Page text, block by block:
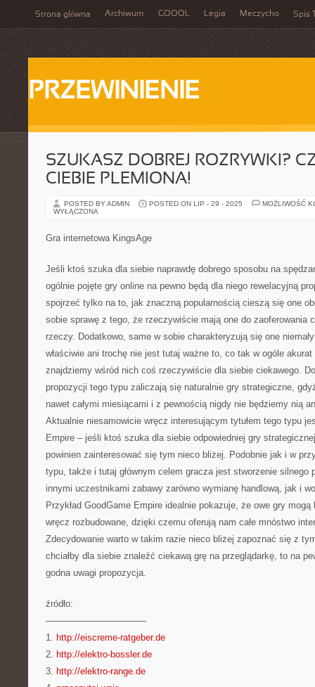
Strona główna Archiwum GOOOL Legia Meczycho Spis
PRZEWINIENIE
SZUKASZ DOBREJ ROZRYWKI?
CIEBIE PLEMIONA!
POSTED BY ADMIN POSTED ON LIP - 29 - 2025
MOŻLIWOŚĆ
WYŁĄCZONA
Gra internetowa KingsAge
Jeśli ktoś szuka dla siebie naprawdę dobrego sposobu na
ogólnie pojęte gry online na pewno będą dla niego rewelacyjną
spojrzeć tylko na to, jak znaczną popularnością cieszą się one
sobie sprawę z tego, że rzeczywiście mają one do zaoferowania
rzeczy. Dodatkowo, same w sobie charakteryzują się one
właściwie ani trochę nie jest tutaj ważne to, co tak w ogóle
znajdziemy wśród nich coś rzeczywiście dla siebie ciekawego.
propozycji tego typu zaliczają się naturalnie gry strategiczne,
nawet całymi miesiącami i z pewnością nigdy nie będziemy nią
Aktualnie niesamowicie wręcz interesującym tytułem tego typu
Empire – jeśli ktoś szuka dla siebie odpowiedniej gry
powinien zainteresować się tym nieco bliżej. Podobnie jak i w
typu, także i tutaj głównym celem gracza jest stworzenie silnego
innymi uczestnikami zabawy zarówno wymianę handlową, jak i
Przykład GoodGame Empire idealnie pokazuje, że owe gry
wręcz rozbudowane, dzięki czemu oferują nam całe mnóstwo
Zdecydowanie warto w takim razie nieco bliżej zapoznać się z
chciałby dla siebie znaleźć ciekawą grę na przeglądarkę, to na
godna uwagi propozycja.
źródło:
———————————
1. http://eiscreme-ratgeber.de
2. http://elektro-bossler.de
3. http://elektro-range.de